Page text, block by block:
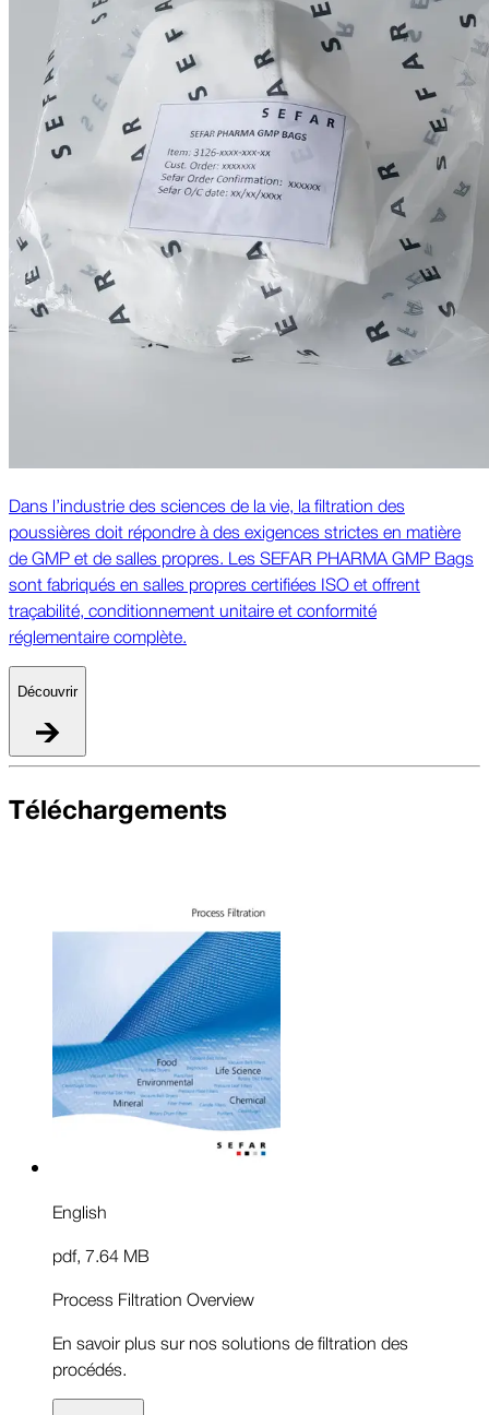
Dans l’industrie des sciences de la vie, la filtration des
poussières doit répondre à des exigences strictes en matière
de GMP et de salles propres. Les SEFAR PHARMA GMP Bags
sont fabriqués en salles propres certifiées ISO et offrent
traçabilité, conditionnement unitaire et conformité
réglementaire complète.
Découvrir
Téléchargements
English
pdf, 7.64 MB
Process Filtration Overview
En savoir plus sur nos solutions de filtration des
procédés.